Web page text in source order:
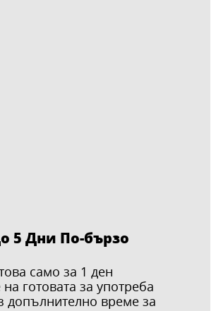
5 Дни По-бързо
само за 1 ден
готовата за употреба
допълнително време за